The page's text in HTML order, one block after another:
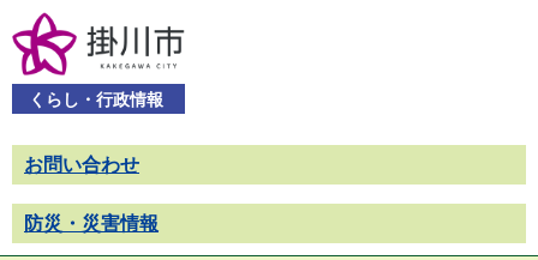
くらし・行政情報
お問い合わせ
防災・災害情報